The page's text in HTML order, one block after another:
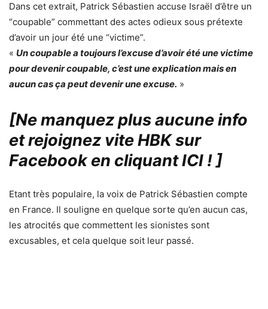
Dans cet extrait, Patrick Sébastien accuse Israël d’être un
“coupable” commettant des actes odieux sous prétexte
d’avoir un jour été une “victime”.
« Un coupable a toujours l’excuse d’avoir été une victime
pour devenir coupable, c’est une explication mais en
aucun cas ça peut devenir une excuse. »
[Ne manquez plus aucune info
et rejoignez vite HBK sur
Facebook en cliquant ICI !]
Etant très populaire, la voix de Patrick Sébastien compte
en France. Il souligne en quelque sorte qu’en aucun cas,
les atrocités que commettent les sionistes sont
excusables, et cela quelque soit leur passé.